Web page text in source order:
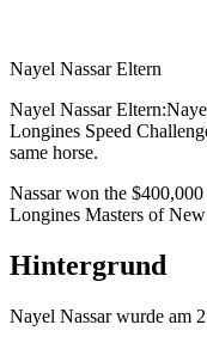
Nayel Nassar Eltern
Nayel Nassar
Longines Speed
same horse.
Nassar won the
Longines Masters of
Hintergrund
Nayel Nassar wurde am